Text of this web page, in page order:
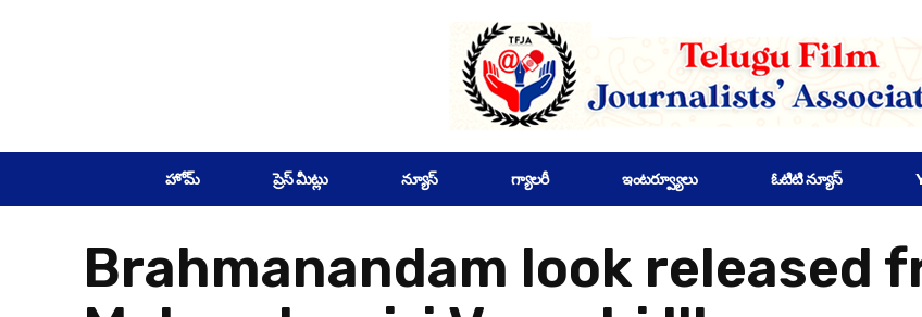
హోమ్ ప్రెస్ మీట్లు న్యూస్ గ్యాలరీ ఇంటర్వ్యూలు ఓటిటి న్యూస్
Brahmanandam look released